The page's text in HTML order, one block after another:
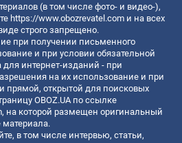
(в том числе фото- и видео-),
https://www.obozrevatel.com и на всех
строго запрещено.
при получении письменного
и при условии обязательной
для интернет-изданий - при
на их использование и при
прямой, открытой для поисковых
OBOZ.UA по ссылке
, на которой размещен оригинальный
в том числе интервью, статьи,